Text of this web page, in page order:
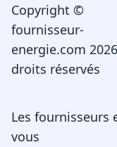
Les fournisseurs
vous
Copyright ©
fournisseur-
energie.com
droits réservés